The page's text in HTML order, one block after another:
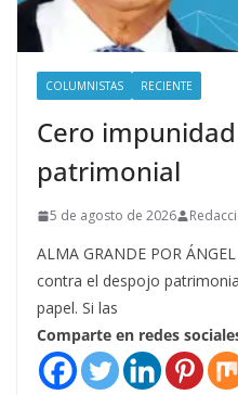
COLUMNISTAS RECIENTE
Cero
patrimonial
5 de agosto de 2026
ALMA GRANDE POR
contra el despojo
papel. Si las
Comparte en redes